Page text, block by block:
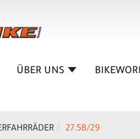
ÜBER UNS
27.5B/29